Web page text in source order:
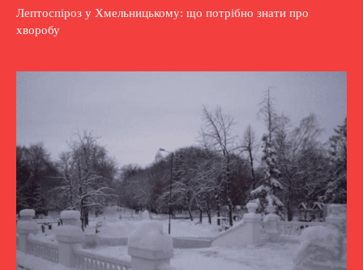
Лептоспіроз у Хмельницькому: що потрібно знати про
хворобу